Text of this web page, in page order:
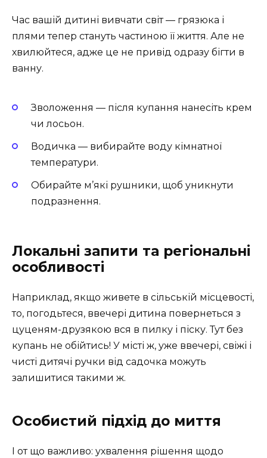
Час вашій дитині вивчати світ — грязюка і
плями тепер стануть частиною її життя. Але не
хвилюйтеся, адже це не привід одразу бігти в
ванну.
Зволоження — після купання нанесіть крем
чи лосьон.
Водичка — вибирайте воду кімнатної
температури.
Обирайте м’які рушники, щоб уникнути
подразнення.
Локальні запити та регіональні
особливості
Наприклад, якщо живете в сільській місцевості,
то, погодьтеся, ввечері дитина повернеться з
цуценям-друзякою вся в пилку і піску. Тут без
купань не обійтись! У місті ж, уже ввечері, свіжі і
чисті дитячі ручки від садочка можуть
залишитися такими ж.
Особистий підхід до миття
І от що важливо: ухвалення рішення щодо